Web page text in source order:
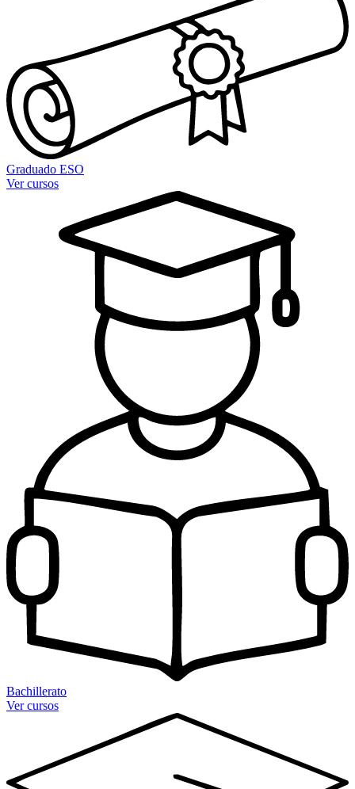
Graduado ESO
Ver cursos
Bachillerato
Ver cursos